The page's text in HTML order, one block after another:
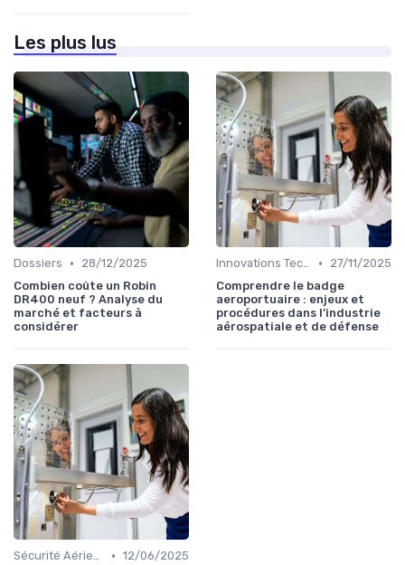
Les plus lus
Dossiers •
28/12/2025
Combien coûte un Robin
DR400 neuf ? Analyse du
marché et facteurs à
considérer
Innovations Technologiques •
27/11/2025
Comprendre le badge
aeroportuaire : enjeux et
procédures dans l’industrie
aérospatiale et de défense
Sécurité Aérienne • 12/06/2025